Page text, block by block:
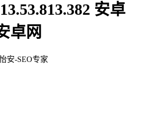
安卓
卓网
安-SEO专家